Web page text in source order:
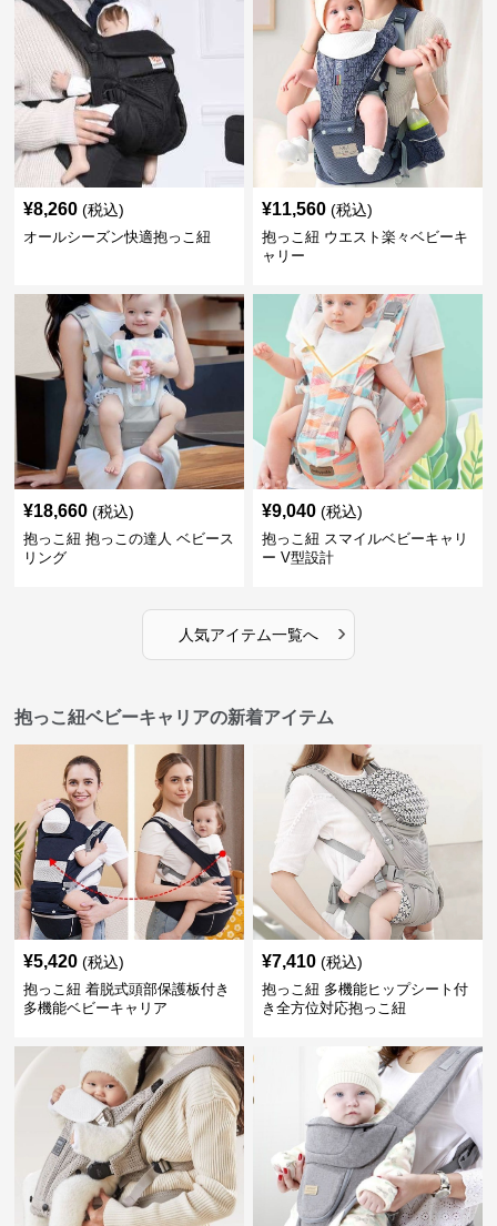
¥8,260 (税込)
オールシーズン快適抱っこ紐
¥11,560 (税込)
抱っこ紐 ウエスト楽々ベビーキ
ャリー
¥18,660 (税込)
抱っこ紐 抱っこの達人 ベビース
リング
¥9,040 (税込)
抱っこ紐 スマイルベビーキャリ
ー V型設計
人気アイテム一覧へ ›
抱っこ紐ベビーキャリアの新着アイテム
¥5,420 (税込)
抱っこ紐 着脱式頭部保護板付き
多機能ベビーキャリア
¥7,410 (税込)
抱っこ紐 多機能ヒップシート付
き全方位対応抱っこ紐